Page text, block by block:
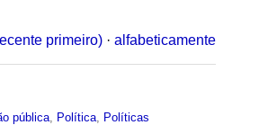
primeiro) · alfabeticamente
pública Política
Políticas